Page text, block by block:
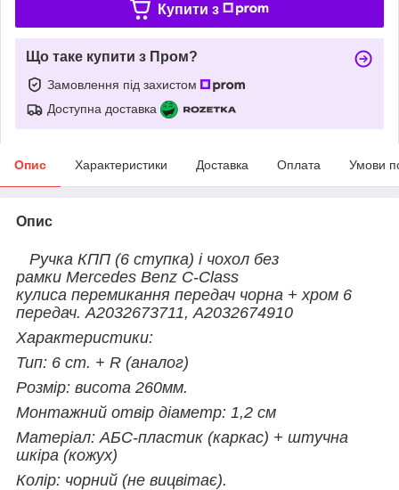
Купити з
Що таке купити з Пром?
Замовлення під захистом
Доступна доставка
Опис Характеристики Доставка Оплата Умови
Опис
Ручка КПП (6 ступка) і чохол без
рамки Mercedes Benz C-Class
кулиса перемикання передач чорна + хром 6
передач. A2032673711, A2032674910
Характеристики:
Тип: 6 ст. + R (аналог)
Розмір: висота 260мм.
Монтажний отвір діаметр: 1,2 см
Матеріал: АБС-пластик (каркас) + штучна
шкіра (кожух)
Колір: чорний (не вицвітає).